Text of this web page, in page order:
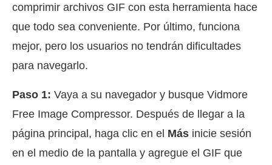
comprimir archivos GIF con esta herramienta hace
que todo sea conveniente. Por último, funciona
mejor, pero los usuarios no tendrán dificultades
para navegarlo.
Paso 1: Vaya a su navegador y busque Vidmore
Free Image Compressor. Después de llegar a la
página principal, haga clic en el Más inicie sesión
en el medio de la pantalla y agregue el GIF que